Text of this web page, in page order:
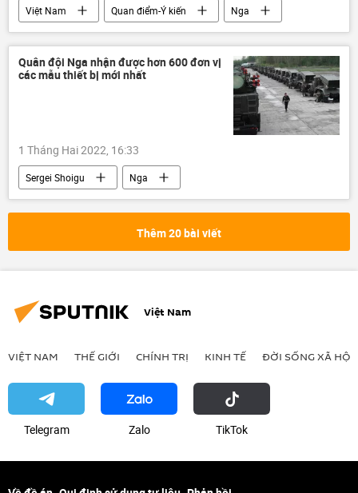
Việt Nam Quan điểm-Ý kiến
Nga
Quân sự
Bal
Kh-35E
Tác giả
Hải quân Việt Nam
Quân đội Nga nhận được hơn 600 đơn vị
các mẫu thiết bị mới nhất
1 Tháng Hai 2022, 16:33
Sergei Shoigu
Nga
lực lượng vũ trang Nga
Quân đội Nga
quân độiThêm 20 bài viết
Việt Nam
VIỆT NAM THẾ GIỚI CHÍNH TRỊ KINH TẾ ĐỜI SỐNG XÃ HỘI
Telegram Zalo ТikТоk